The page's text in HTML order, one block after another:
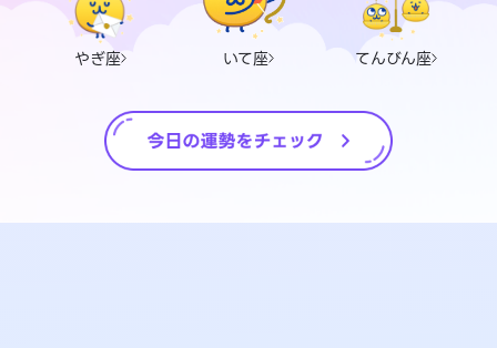
やぎ座 いて座 てんびん座